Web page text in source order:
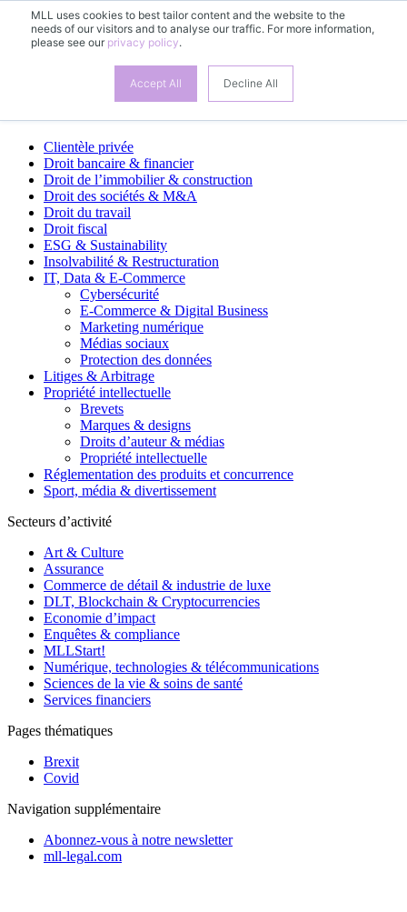
MLL uses cookies to best tailor content and the website to the
needs of our visitors and to analyse our traffic. For more information,
please see our privacy policy.
Accept All Decline All
EN
Clientèle privée
Droit bancaire & financier
Droit de l’immobilier & construction
Droit des sociétés & M&A
Droit du travail
Droit fiscal
ESG & Sustainability
Insolvabilité & Restructuration
IT, Data & E-Commerce
Cybersécurité
E-Commerce & Digital Business
Marketing numérique
Médias sociaux
Protection des données
Litiges & Arbitrage
Propriété intellectuelle
Brevets
Marques & designs
Droits d’auteur & médias
Propriété intellectuelle
Réglementation des produits et concurrence
Sport, média & divertissement
Secteurs d’activité
Art & Culture
Assurance
Commerce de détail & industrie de luxe
DLT, Blockchain & Cryptocurrencies
Economie d’impact
Enquêtes & compliance
MLLStart!
Numérique, technologies & télécommunications
Sciences de la vie & soins de santé
Services financiers
Pages thématiques
Brexit
Covid
Navigation supplémentaire
Abonnez-vous à notre newsletter
mll-legal.com